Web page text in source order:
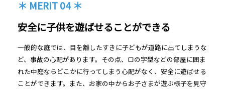
＊ MERIT 04 ＊
安全に子供を遊ばせることができる
一般的な庭では、目を離したすきに子どもが道路に出てしまうな
ど、事故の心配があります。その点、ロの字型などの部屋に囲ま
れた中庭ならどこかに行ってしまう心配がなく、安全に遊ばせる
ことができます。また、お家の中からお子さまが遊ぶ様子を見守